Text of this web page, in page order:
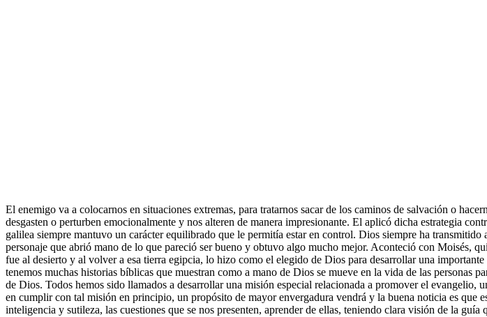
El enemigo va a colocarnos en situaciones extremas, para tratarnos sacar de los caminos de salvación o
desgasten o perturben emocionalmente y nos alteren de manera impresionante. El aplicó dicha estrategia
galilea siempre mantuvo un carácter equilibrado que le permitía estar en control. Dios siempre ha
personaje que abrió mano de lo que pareció ser bueno y obtuvo algo mucho mejor. Aconteció con Moisés,
fue al desierto y al volver a esa tierra egipcia, lo hizo como el elegido de Dios para desarrollar una
tenemos muchas historias bíblicas que muestran como a mano de Dios se mueve en la vida de las
de Dios. Todos hemos sido llamados a desarrollar una misión especial relacionada a promover el
en cumplir con tal misión en principio, un propósito de mayor envergadura vendrá y la buena noticia es que
inteligencia y sutileza, las cuestiones que se nos presenten, aprender de ellas, teniendo clara visión de la guía